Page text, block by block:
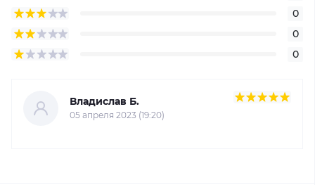
0
0
0
Владислав Б.
05 апреля 2023 (19:20)